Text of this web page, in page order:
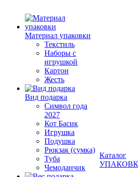
Материал упаковки
Текстиль
Наборы с
игрушкой
Картон
Жесть
Вид подарка
Символ года
2027
Кот Басик
Игрушка
Подушка
Рюкзак (сумка)
Туба
Чемоданчик
Каталог